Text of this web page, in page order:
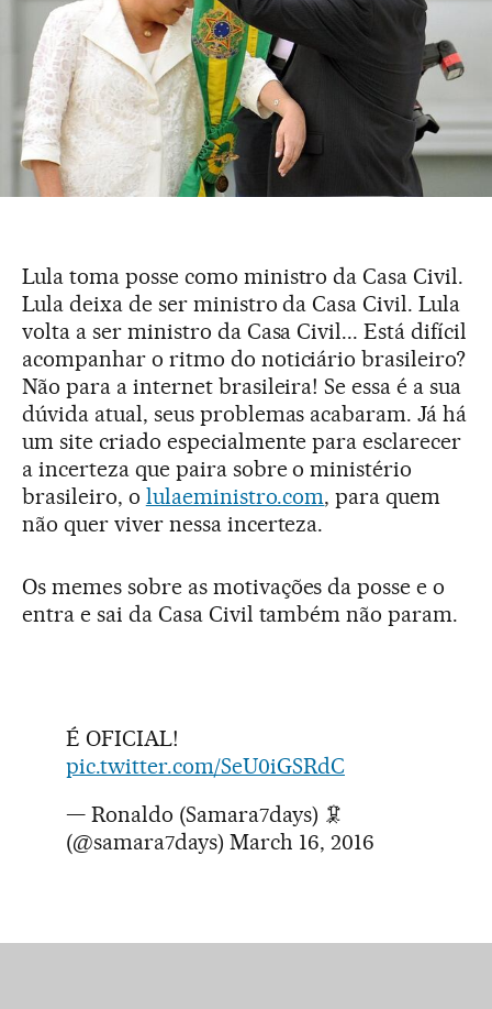
Lula toma posse como ministro da Casa Civil.
Lula deixa de ser ministro da Casa Civil. Lula
volta a ser ministro da Casa Civil... Está difícil
acompanhar o ritmo do noticiário brasileiro?
Não para a internet brasileira! Se essa é a sua
dúvida atual, seus problemas acabaram. Já há
um site criado especialmente para esclarecer
a incerteza que paira sobre o ministério
brasileiro, o lulaeministro.com, para quem
não quer viver nessa incerteza.
Os memes sobre as motivações da posse e o
entra e sai da Casa Civil também não param.
É OFICIAL!
pic.twitter.com/SeU0iGSRdC
— Ronaldo (Samara7days) 🦑
(@samara7days) March 16, 2016